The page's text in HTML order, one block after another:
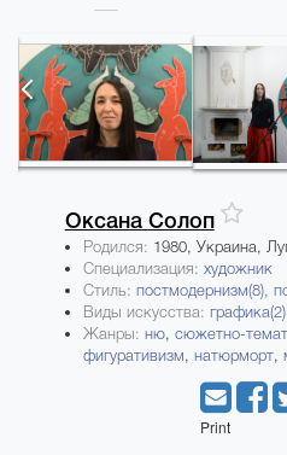
Оксана Солоп
Родился: 1980, Украина,
Специализация: художник
Стиль: постмодернизм(8),
Виды искусства:
Жанры: ню, сюжетно-
фигуративизм, натюрморт,
Print